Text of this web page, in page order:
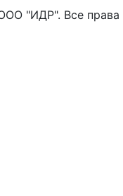
"ИДР". Все права